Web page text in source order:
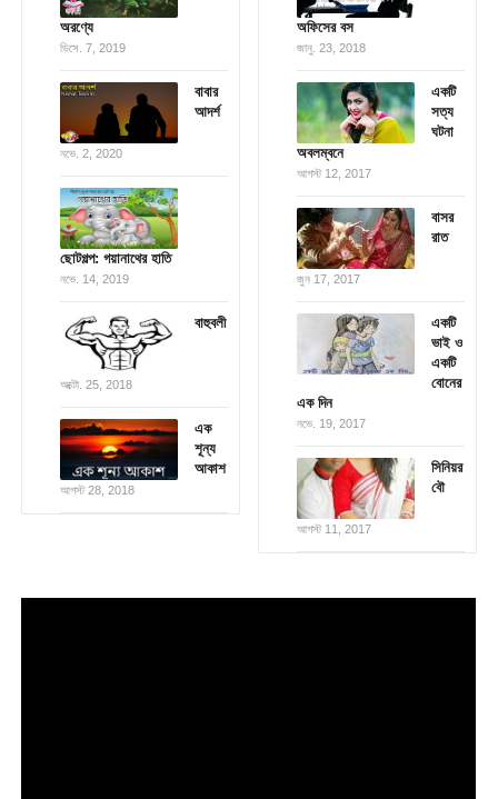
অরণ্যে
ডিসে. 7, 2019
বাবার
আদর্শ
নভে. 2, 2020
ছোটগল্প: গয়ানাথের হাতি
নভে. 14, 2019
বাহুবলী
অক্টো. 25, 2018
এক
শূন্য
আকাশ
আগস্ট 28, 2018
অফিসের বস
জানু. 23, 2018
একটি
সত্য
ঘটনা
অবলম্বনে
আগস্ট 12, 2017
বাসর
রাত
জুন 17, 2017
একটি
ভাই ও
একটি
বোনের
এক দিন
নভে. 19, 2017
সিনিয়র
বৌ
আগস্ট 11, 2017